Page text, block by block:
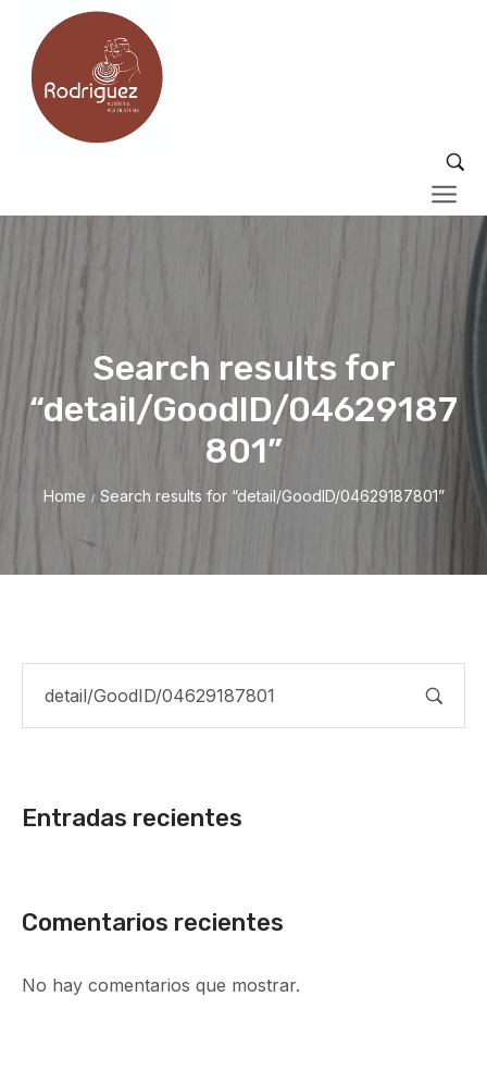
Search results for
“detail/GoodID/04629187
801”
Home / Search results for “detail/GoodID/04629187801”
Entradas recientes
Comentarios recientes
No hay comentarios que mostrar.